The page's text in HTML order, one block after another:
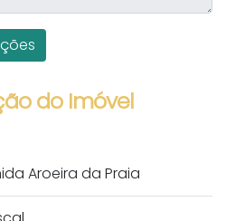
do Imóvel
Aroeira da Praia